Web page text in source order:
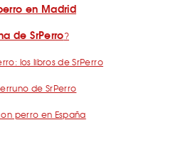
en Madrid
de SrPerro?
los libros de SrPerro
de SrPerro
perro en España